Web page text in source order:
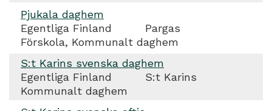
Pjukala daghem
Egentliga Finland
Pargas
Förskola, Kommunalt daghem
S:t Karins svenska daghem
Egentliga Finland
S:t Karins
Kommunalt daghem